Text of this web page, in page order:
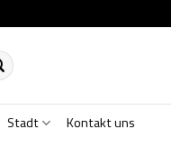
Stadt Kontakt uns